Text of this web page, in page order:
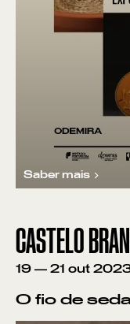
Saber mais
CASTELO
19 — 21 out
O fio de